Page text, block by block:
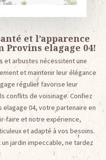
et l’apparence
Provins elagage 04!
et arbustes nécessitent une
et maintenir leur élégance
régulier favorise leur
conflits de voisinage. Confiez
elagage 04, votre partenaire en
faire et notre expérience,
et adapté à vos besoins.
jardin impeccable, ne tardez